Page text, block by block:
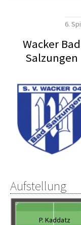
6.
Wacker Bad
Salzungen
Aufstellung
P. Kaddatz